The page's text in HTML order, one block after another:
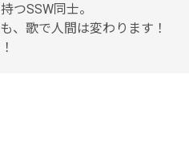
つSSW同士。
、歌で人間は変わります！